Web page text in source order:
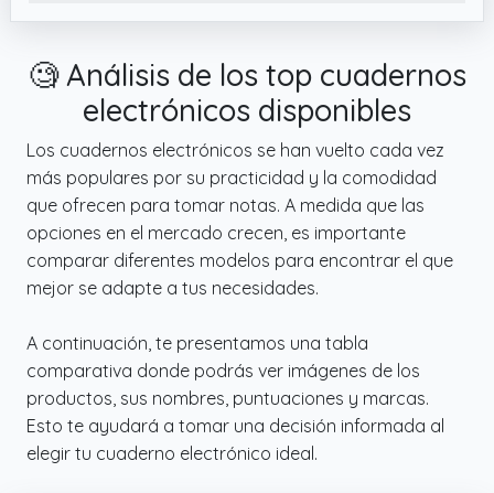
✔️ Producto ecológico: Contribuye al cuidado
madera fabricado con elementos naturales.
Combina funcionalidad y sostenibilidad,
siendo una elección consciente para tus
notas y apuntes.
✔️ Cuaderno de madera natural: Disfruta de
la elegancia y sostenibilidad con nuestro
cuaderno de madera natural. Este bloc de
notas de 21,5 x 17 cm incluye 80 hojas
rayadas y un bolígrafo a juego, perfecto
✔️ Regalo para ingeniero electronico
excelente como idea para regalo en
cualquier ocasión. Un detalle único, pensado
para destacar y demostrar tu aprecio en
🧐 Análisis de los top cuadernos
electrónicos disponibles
Los cuadernos electrónicos se han vuelto cada vez
más populares por su practicidad y la comodidad
que ofrecen para tomar notas. A medida que las
opciones en el mercado crecen, es importante
comparar diferentes modelos para encontrar el que
mejor se adapte a tus necesidades.
A continuación, te presentamos una tabla
comparativa donde podrás ver imágenes de los
productos, sus nombres, puntuaciones y marcas.
Esto te ayudará a tomar una decisión informada al
elegir tu cuaderno electrónico ideal.